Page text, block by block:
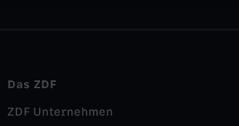
Das ZDF
ZDF Unternehmen